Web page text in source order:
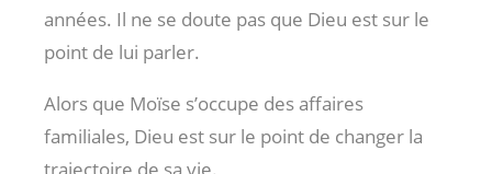
années. Il ne se doute pas que Dieu est sur le
point de lui parler.
Alors que Moïse s’occupe des affaires
familiales, Dieu est sur le point de changer la